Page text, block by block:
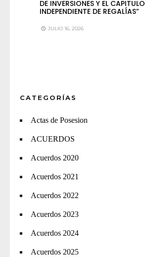
DE INVERSIONES Y EL CAPITULO
INDEPENDIENTE DE REGALÍAS”
JULIO 16, 2026
CATEGORÍAS
Actas de Posesion
ACUERDOS
Acuerdos 2020
Acuerdos 2021
Acuerdos 2022
Acuerdos 2023
Acuerdos 2024
Acuerdos 2025